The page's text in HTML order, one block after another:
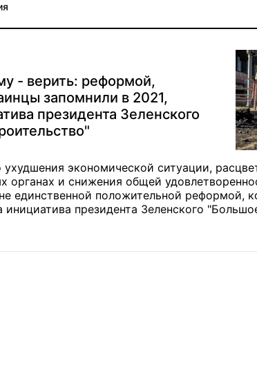
- верить: реформой,
запомнили в 2021,
президента Зеленского
экономической ситуации,
органах и снижения общей
единственной положительной реформой,
инициатива президента Зеленского